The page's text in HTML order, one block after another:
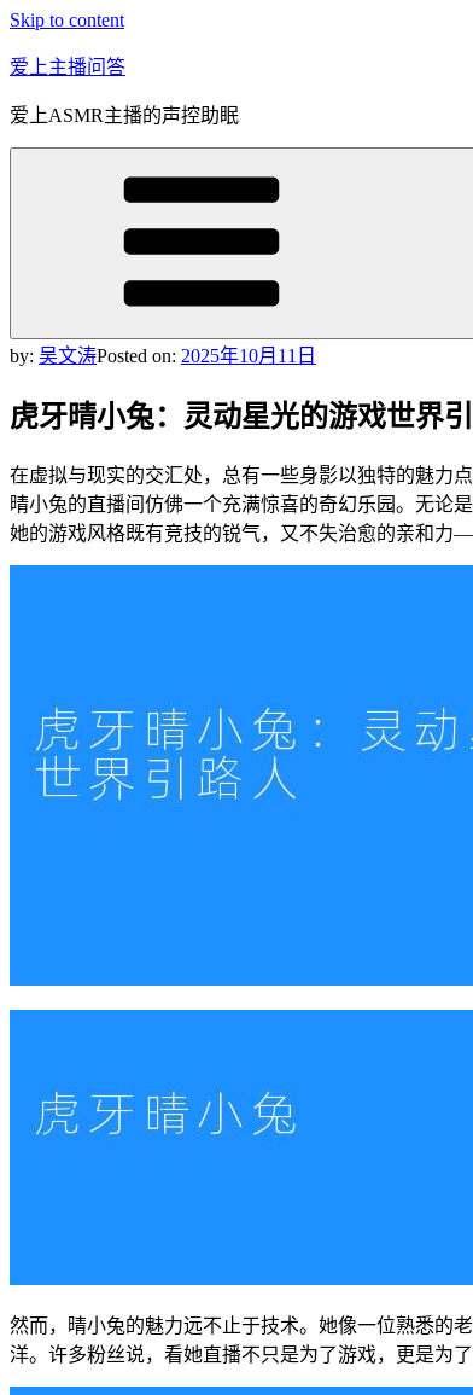
Skip to content
爱上主播问答
爱上ASMR主播的声控助眠
by: 吴文涛Posted on: 2025年10月11日
虎牙晴小兔：灵动星光的游戏世界
在虚拟与现实的交汇处，总有一些身影以独特的魅力
晴小兔的直播间仿佛一个充满惊喜的奇幻乐园。无论
她的游戏风格既有竞技的锐气，又不失治愈的亲和力
然而，晴小兔的魅力远不止于技术。她像一位熟悉的
洋。许多粉丝说，看她直播不只是为了游戏，更是为